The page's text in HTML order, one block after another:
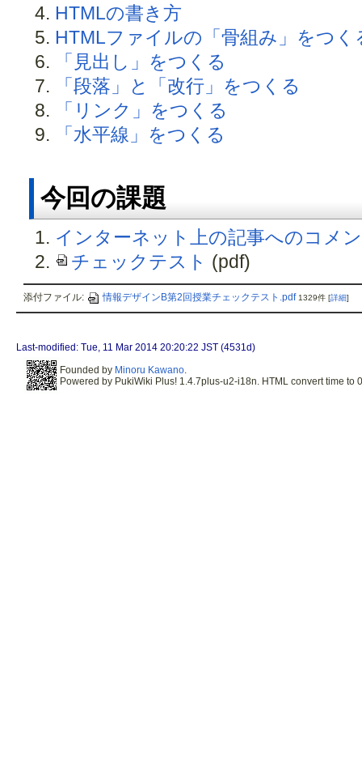
HTMLの書き方
HTMLファイルの「骨組み」をつく
「見出し」をつくる
「段落」と「改行」をつくる
「リンク」をつくる
「水平線」をつくる
今回の課題
インターネット上の記事へのコメ
チェックテスト (pdf)
添付ファイル: 情報デザインB第2回授業チェックテスト.pdf 1329件 [詳細]
Last-modified: Tue, 11 Mar 2014 20:20:22 JST (4531d)
Founded by Minoru Kawano.
Powered by PukiWiki Plus! 1.4.7plus-u2-i18n. HTML convert time to